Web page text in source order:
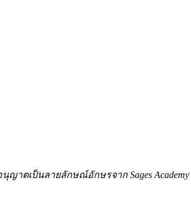
ญาตเป็นลายลักษณ์อักษรจาก Sages